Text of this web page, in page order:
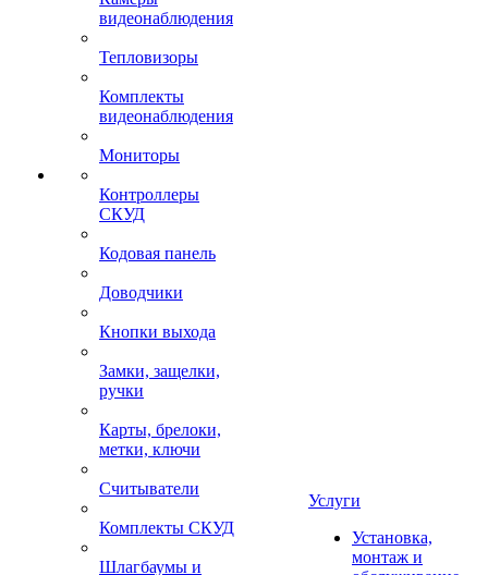
видеонаблюдения
Тепловизоры
Комплекты
видеонаблюдения
Мониторы
Контроллеры
СКУД
Кодовая панель
Доводчики
Кнопки выхода
Замки, защелки,
ручки
Карты, брелоки,
метки, ключи
Считыватели
Комплекты СКУД
Шлагбаумы и
Услуги
Установка,
монтаж и